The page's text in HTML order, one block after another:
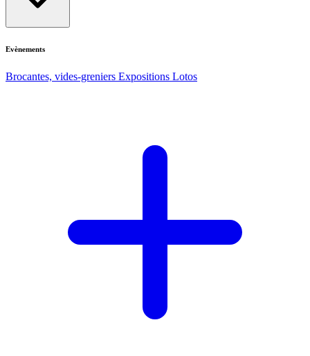
Evènements
Brocantes, vides-greniers Expositions Lotos